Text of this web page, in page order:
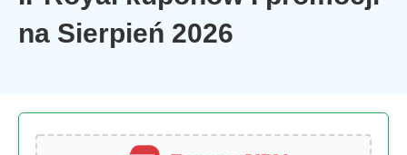
na Sierpień 2026